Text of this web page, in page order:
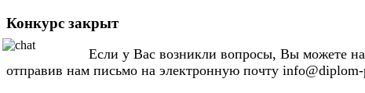
Конкурс закрыт
Если у Вас возникли вопросы, Вы можете
отправив нам письмо на электронную почту info@diplom-